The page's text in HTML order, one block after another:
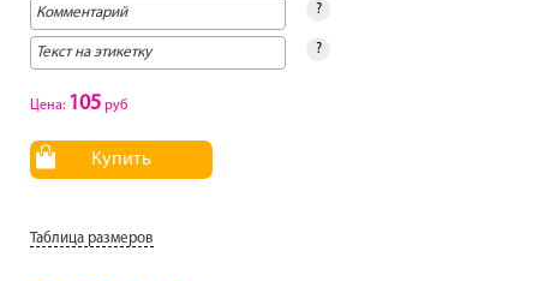
?
?
Цена: 105 руб
Купить
Таблица размеров